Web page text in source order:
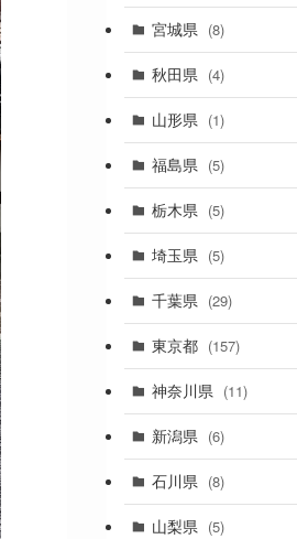
(2)
(1)
(1)
(1)
(2)
(1)
(3)
宮城県 (8)
秋田県 (4)
山形県 (1)
福島県 (5)
栃木県 (5)
埼玉県 (5)
千葉県 (29)
東京都 (157)
(36)
(11)
(31)
神奈川県 (11)
新潟県 (6)
石川県 (8)
山梨県 (5)